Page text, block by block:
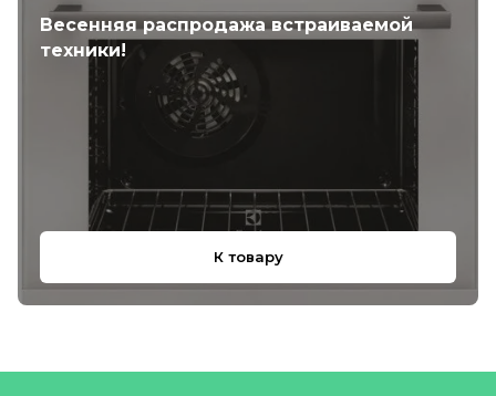
Весенняя распродажа встраиваемой
техники!
К товару